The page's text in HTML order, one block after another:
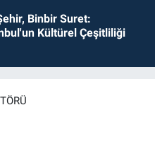
Binbir Suret:
Kültürel Çeşitliliği